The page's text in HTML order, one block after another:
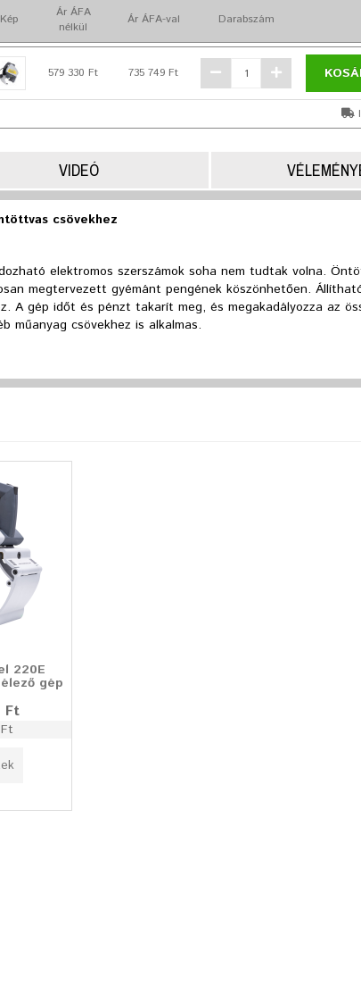
Kép
Ár ÁFA
nélkül
Ár ÁFA-val Darabszám
579 330 Ft 735 749 Ft
VIDEÓ
csövekhez
elektromos szerszámok soha nem tudtak volna.
megtervezett gyémánt pengének köszönhetően.
A gép időt és pénzt takarít meg, és megakadályozza az
műanyag csövekhez is alkalmas.
220E
gép
Ft